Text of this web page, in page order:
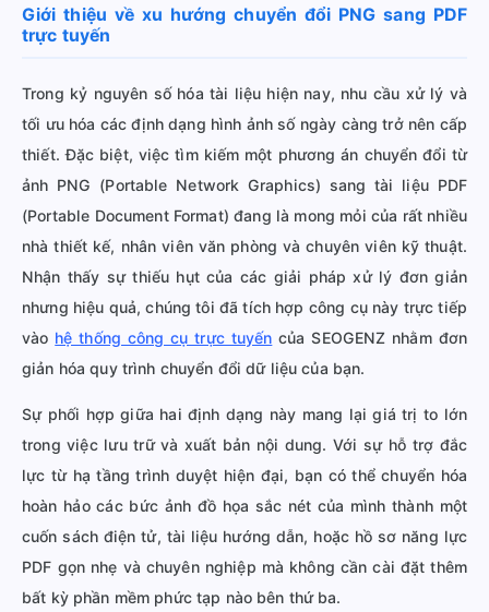
Giới thiệu về xu hướng chuyển đổi PNG sang PDF
trực tuyến
Trong kỷ nguyên số hóa tài liệu hiện nay, nhu cầu xử lý và
tối ưu hóa các định dạng hình ảnh số ngày càng trở nên cấp
thiết. Đặc biệt, việc tìm kiếm một phương án chuyển đổi từ
ảnh PNG (Portable Network Graphics) sang tài liệu PDF
(Portable Document Format) đang là mong mỏi của rất nhiều
nhà thiết kế, nhân viên văn phòng và chuyên viên kỹ thuật.
Nhận thấy sự thiếu hụt của các giải pháp xử lý đơn giản
nhưng hiệu quả, chúng tôi đã tích hợp công cụ này trực tiếp
vào hệ thống công cụ trực tuyến của SEOGENZ nhằm đơn
giản hóa quy trình chuyển đổi dữ liệu của bạn.
Sự phối hợp giữa hai định dạng này mang lại giá trị to lớn
trong việc lưu trữ và xuất bản nội dung. Với sự hỗ trợ đắc
lực từ hạ tầng trình duyệt hiện đại, bạn có thể chuyển hóa
hoàn hảo các bức ảnh đồ họa sắc nét của mình thành một
cuốn sách điện tử, tài liệu hướng dẫn, hoặc hồ sơ năng lực
PDF gọn nhẹ và chuyên nghiệp mà không cần cài đặt thêm
bất kỳ phần mềm phức tạp nào bên thứ ba.